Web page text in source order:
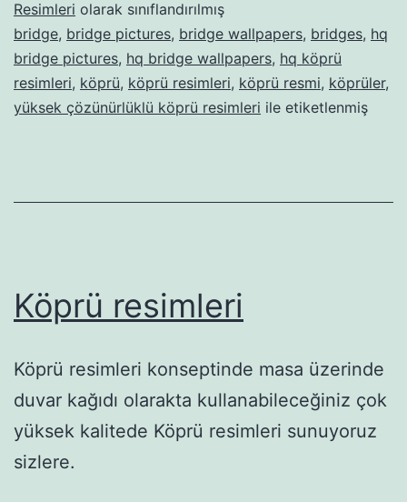
Resimleri olarak sınıflandırılmış
bridge, bridge pictures, bridge wallpapers, bridges, hq
bridge pictures, hq bridge wallpapers, hq köprü
resimleri, köprü, köprü resimleri, köprü resmi, köprüler,
yüksek çözünürlüklü köprü resimleri ile etiketlenmiş
Köprü resimleri
Köprü resimleri konseptinde masa üzerinde
duvar kağıdı olarakta kullanabileceğiniz çok
yüksek kalitede Köprü resimleri sunuyoruz
sizlere.